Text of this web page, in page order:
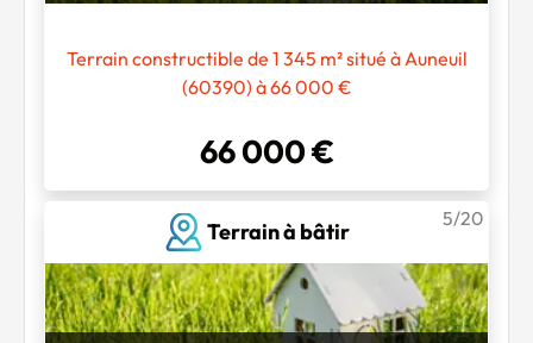
Terrain constructible de 1 345 m² situé à Auneuil
(60390) à 66 000 €
66 000 €
Terrain à bâtir
5/20